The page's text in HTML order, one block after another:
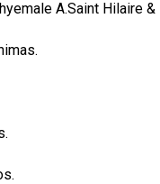
A.Saint Hilaire &